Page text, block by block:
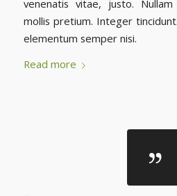
venenatis vitae, justo.
mollis pretium. Integer
elementum semper nisi.
Read more